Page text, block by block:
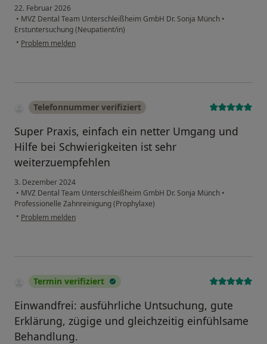
22. Februar 2026
• MVZ Dental Team Unterschleißheim GmbH Dr. Sonja Münch •
Erstuntersuchung (Neupatient/in)
• Problem melden
Telefonnummer verifiziert
Super Praxis, einfach ein netter Umgang und
Hilfe bei Schwierigkeiten ist sehr
weiterzuempfehlen
3. Dezember 2024
• MVZ Dental Team Unterschleißheim GmbH Dr. Sonja Münch •
Professionelle Zahnreinigung (Prophylaxe)
• Problem melden
Termin verifiziert
Einwandfrei: ausführliche Untsuchung, gute
Erklärung, zügige und gleichzeitig einfühlsame
Behandlung.